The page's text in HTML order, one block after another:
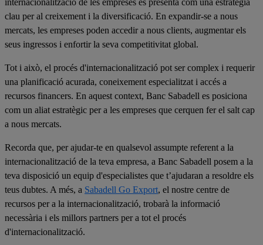
internacionalització de les empreses es presenta com una estratègia
clau per al creixement i la diversificació. En expandir-se a nous
mercats, les empreses poden accedir a nous clients, augmentar els
seus ingressos i enfortir la seva competitivitat global.
Tot i això, el procés d'internacionalització pot ser complex i requerir
una planificació acurada, coneixement especialitzat i accés a
recursos financers. En aquest context, Banc Sabadell es posiciona
com un aliat estratègic per a les empreses que cerquen fer el salt cap
a nous mercats.
Recorda que, per ajudar-te en qualsevol assumpte referent a la
internacionalització de la teva empresa, a Banc Sabadell posem a la
teva disposició un equip d'especialistes que t’ajudaran a resoldre els
teus dubtes. A més, a Sabadell Go Export, el nostre centre de
recursos per a la internacionalització, trobarà la informació
necessària i els millors partners per a tot el procés
d'internacionalització.